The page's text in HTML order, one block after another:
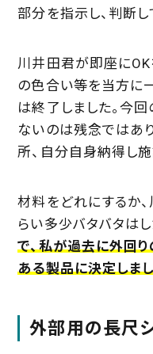
部分を指示し、判断し
川井田君が即座にOK
の色合い等を当方に
は終了しました。今
ないのは残念ではあ
所、自分自身納得し施
材料をどれにするか
らい多少バタバタはし
で、私が過去に外回
ある製品に決定しまし
外部用の長尺